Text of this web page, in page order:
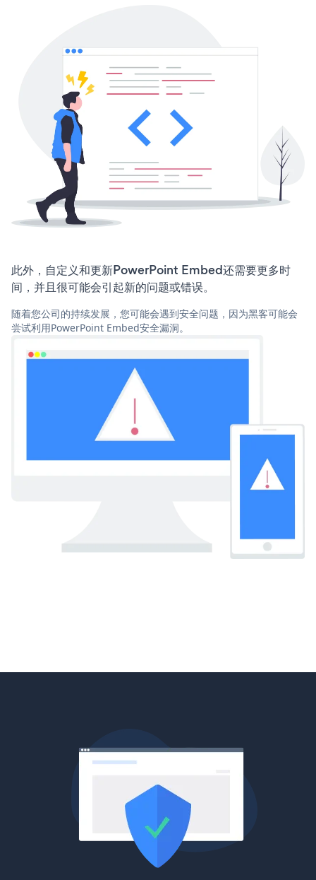
此外，自定义和更新PowerPoint Embed还需要更多时
间，并且很可能会引起新的问题或错误。
随着您公司的持续发展，您可能会遇到安全问题，因为黑客可能会
尝试利用PowerPoint Embed安全漏洞。